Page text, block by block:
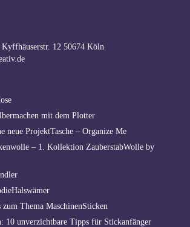
12 50674 Köln
mit dem Plotter
neue ProjektTasche – Organize Me
– 1. Kollektion ZauberstabWolle by
Thema MaschinenSticken
10 unverzichtbare Tipps für Stickanfänger